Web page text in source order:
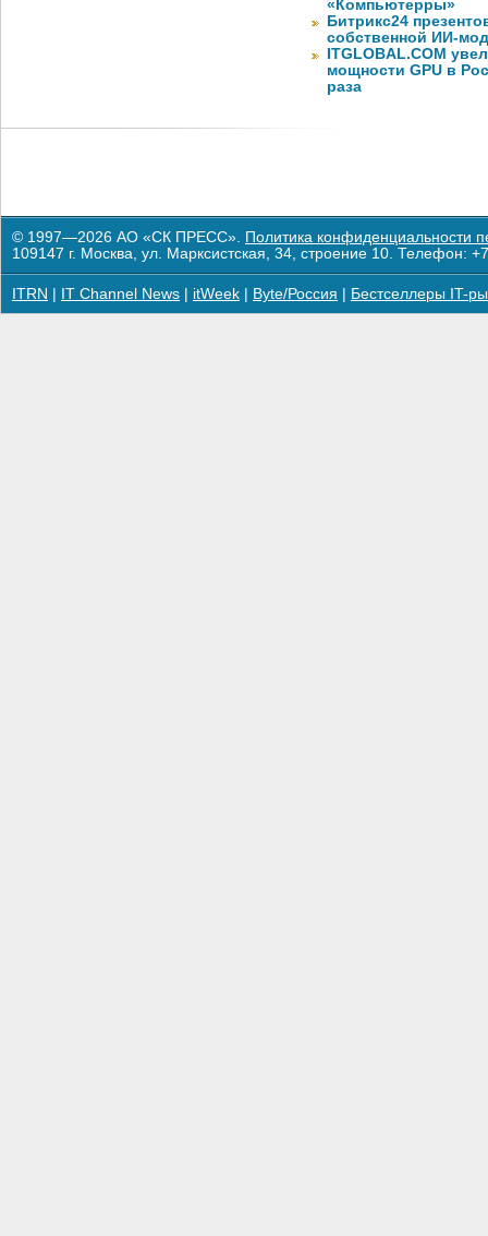
«Компьютерры»
Битрикс24
собственной ИИ-
ITGLOBAL.COM
мощности GPU в
раза
© 1997—2026 АО «СК ПРЕСС». Политика конфиденциальности
109147 г. Москва, ул. Марксистская, 34, строение 10. Телефон:
ITRN IT Channel News itWeek Byte/Россия Бестселлеры IT-